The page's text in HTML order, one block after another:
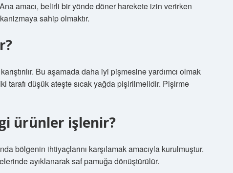
amacı, belirli bir yönde döner harekete izin verirken
sahip olmaktır.
Bu aşamada daha iyi pişmesine yardımcı olmak
tarafı düşük ateşte sıcak yağda pişirilmelidir. Pişirme
ürünler işlenir?
bölgenin ihtiyaçlarını karşılamak amacıyla kurulmuştur.
ayıklanarak saf pamuğa dönüştürülür.